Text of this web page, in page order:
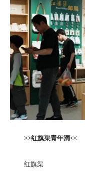
>>红旗渠青年洞<<
红旗渠